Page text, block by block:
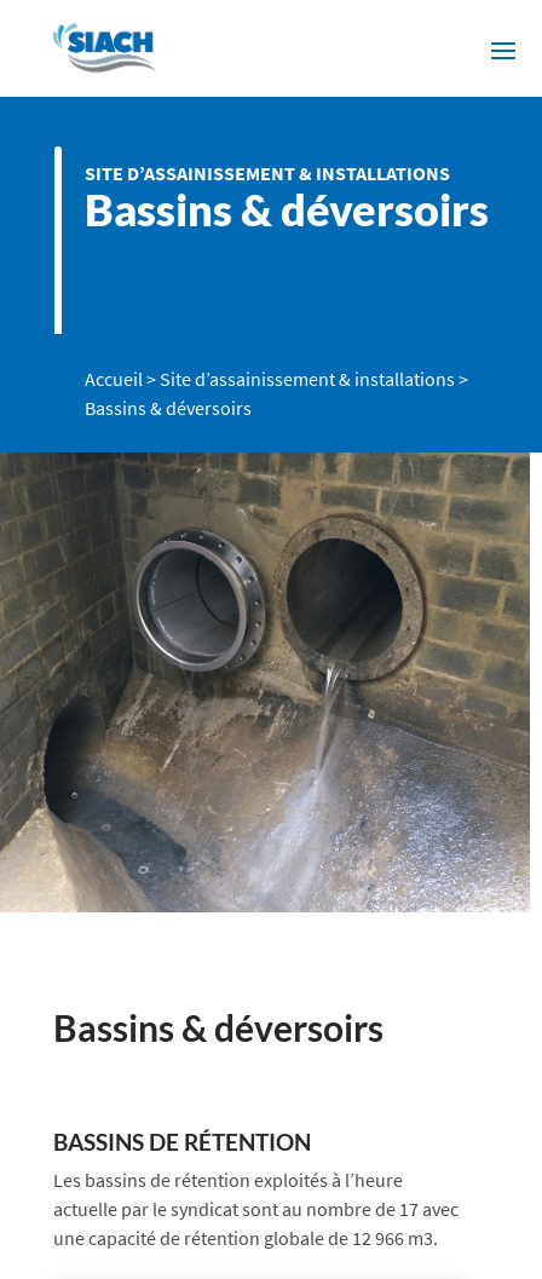
SITE D’ASSAINISSEMENT & INSTALLATIONS
Bassins & déversoirs
Accueil>Site d’assainissement & installations>
Bassins & déversoirs
Bassins & déversoirs
BASSINS DE RÉTENTION
Les bassins de rétention exploités à l’heure
actuelle par le syndicat sont au nombre de 17 avec
une capacité de rétention globale de 12 966 m3.